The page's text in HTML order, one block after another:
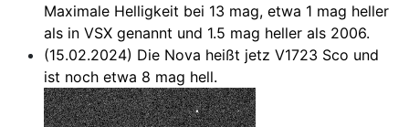
Maximale Helligkeit bei 13 mag, etwa 1 mag heller
als in VSX genannt und 1.5 mag heller als 2006.
(15.02.2024) Die Nova heißt jetz V1723 Sco und
ist noch etwa 8 mag hell.